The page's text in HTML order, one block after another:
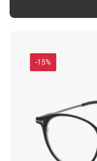
-15%